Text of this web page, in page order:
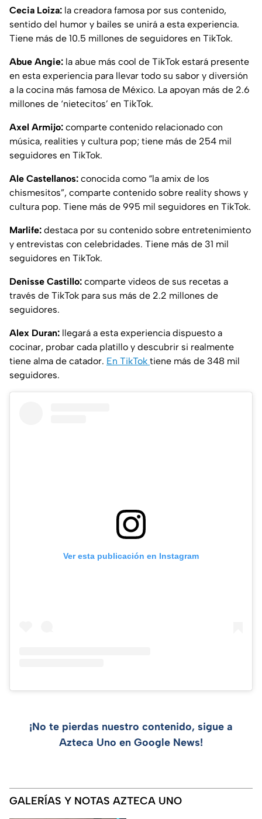
Cecia Loiza: la creadora famosa por sus contenido,
sentido del humor y bailes se unirá a esta experiencia.
Tiene más de 10.5 millones de seguidores en TikTok.
Abue Angie: la abue más cool de TikTok estará presente
en esta experiencia para llevar todo su sabor y diversión
a la cocina más famosa de México. La apoyan más de 2.6
millones de ‘nietecitos’ en TikTok.
Axel Armijo: comparte contenido relacionado con
música, realities y cultura pop; tiene más de 254 mil
seguidores en TikTok.
Ale Castellanos: conocida como “la amix de los
chismesitos”, comparte contenido sobre reality shows y
cultura pop. Tiene más de 995 mil seguidores en TikTok.
Marlife: destaca por su contenido sobre entretenimiento
y entrevistas con celebridades. Tiene más de 31 mil
seguidores en TikTok.
Denisse Castillo: comparte videos de sus recetas a
través de TikTok para sus más de 2.2 millones de
seguidores.
Alex Duran: llegará a esta experiencia dispuesto a
cocinar, probar cada platillo y descubrir si realmente
tiene alma de catador. En TikTok tiene más de 348 mil
seguidores.
Ver esta publicación en Instagram
¡No te pierdas nuestro contenido, sigue a
Azteca Uno en Google News!
GALERÍAS Y NOTAS AZTECA UNO